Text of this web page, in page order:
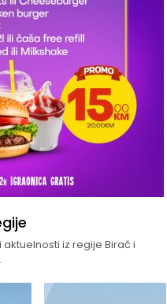
aktuelnosti iz regije Birač i